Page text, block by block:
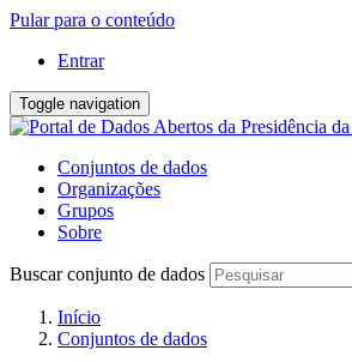
Pular para o conteúdo
Entrar
Toggle navigation
Conjuntos de dados
Organizações
Grupos
Sobre
Buscar conjunto de dados
Início
Conjuntos de dados